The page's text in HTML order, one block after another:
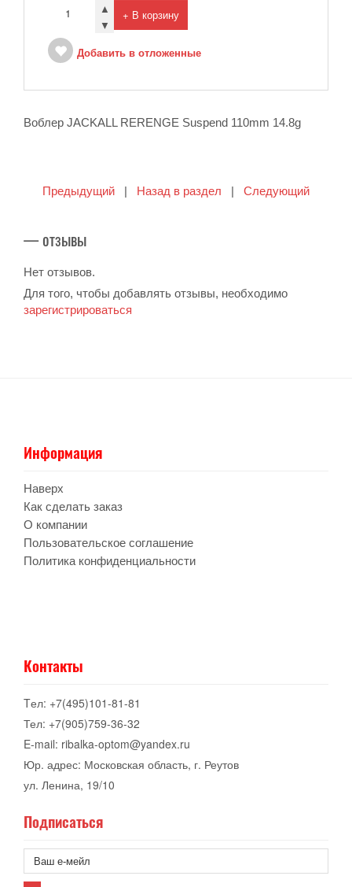
▲
▼
+ В корзину
Добавить в отложенные
Воблер JACKALL RERENGE Suspend 110mm 14.8g
Предыдущий | Назад в раздел | Следующий
— отзывы
Нет отзывов.
Для того, чтобы добавлять отзывы, необходимо
зарегистрироваться
Информация
Наверх
Как сделать заказ
О компании
Пользовательское соглашение
Политика конфиденциальности
Контакты
Tел: +7(495)101-81-81
Тел: +7(905)759-36-32
E-mail: ribalka-optom@yandex.ru
Юр. адрес: Московская область, г. Реутов
ул. Ленина, 19/10
Подписаться